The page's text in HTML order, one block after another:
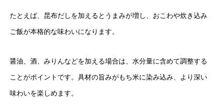
たとえば、昆布だしを加えるとうまみが増し、おこわや炊き込み
ご飯が本格的な味わいになります。
醤油、酒、みりんなどを加える場合は、水分量に含めて調整する
ことがポイントです。具材の旨みがもち米に染み込み、より深い
味わいを楽しめます。